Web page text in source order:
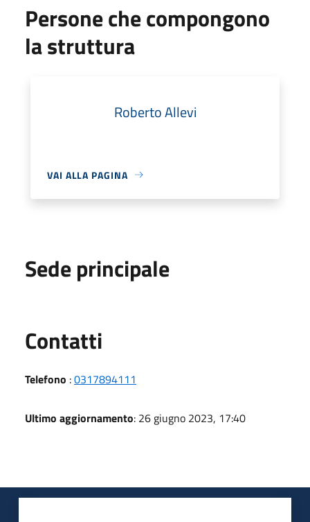
Persone che compongono
la struttura
Roberto Allevi
VAI ALLA PAGINA
Sede principale
Contatti
Telefono :0317894111
Ultimo aggiornamento: 26 giugno 2023, 17:40